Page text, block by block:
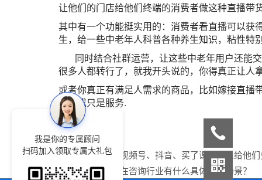
让他们的门店给他们终端的消费者做这种直播带
其中有一个功能挺实用的：消费者看直播可以获
生，给一些中老年人科普各种养生知识，粘性特
同时结合社群运营，让这些中老年用户还能
很多人都转行了，就我开头说的，你得真正让人
或者你真正有满足人需求的商品，比如嫁接直
进阶成只是服务.
上一篇：客在在视频号、抖音、买了课，怎么给他
下一篇：小鹅通在咨询行业有什么具体应用场景？
我是你的专属顾问
扫码加入领取专属大礼包